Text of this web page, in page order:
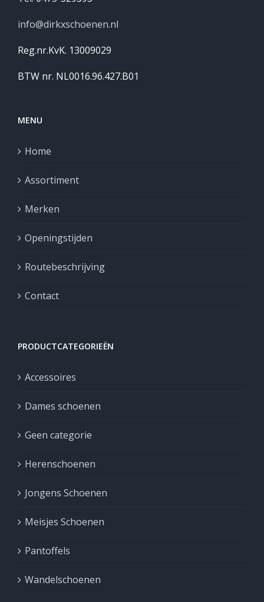
info@dirkxschoenen.nl
Reg.nr.KvK. 13009029
BTW nr. NL0016.96.427.B01
MENU
Home
Assortiment
Merken
Openingstijden
Routebeschrijving
Contact
PRODUCTCATEGORIEËN
Accessoires
Dames schoenen
Geen categorie
Herenschoenen
Jongens Schoenen
Meisjes Schoenen
Pantoffels
Wandelschoenen